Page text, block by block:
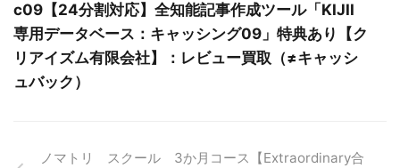
c09【24分割対応】全知能記事作成ツール「KIJII
専用データベース：キャッシング09」特典あり【ク
リアイズム有限会社】：レビュー買取（≠キャッシ
ュバック）
ノマトリ スクール 3か月コース【Extraordinary合